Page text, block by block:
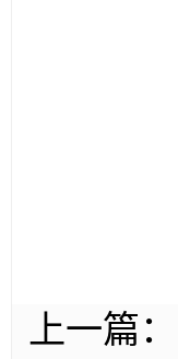
上一篇：